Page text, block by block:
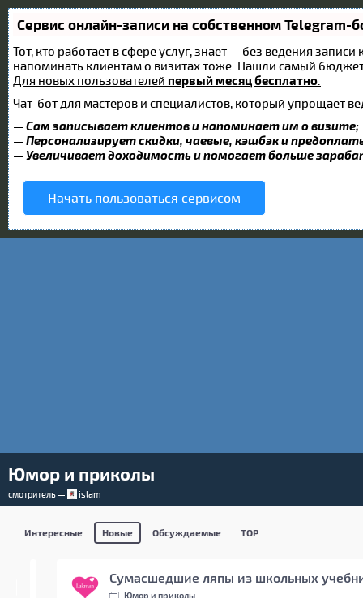
Сервис онлайн-записи на собственном Telegram-
Тот, кто работает в сфере услуг, знает — без ведения
напоминать клиентам о визитах тоже. Нашли самый
Для новых пользователей первый месяц бесплатно
Чат-бот для мастеров и специалистов, который упрощает
—Сам записывает клиентов и напоминает им о визите;
—Персонализирует скидки, чаевые, кэшбэк и
— Увеличивает доходимость и помогает больше
Начать пользоваться сервисом
Юмор и приколы
смотритель — islam
Интересные Новые Обсуждаемые TOP
Сумасшедшие ляпы из школьных
Юмор и приколы